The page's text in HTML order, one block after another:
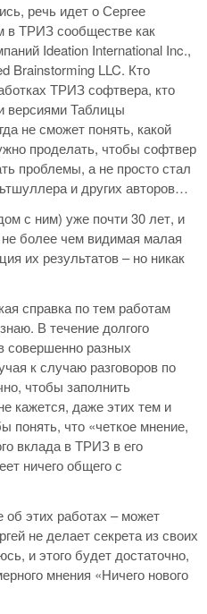
речь идет о Сергее
в ТРИЗ сообществе как
Ideation International Inc.,
Brainstorming LLC. Кто
ТРИЗ софтвера, кто
версиями Таблицы
не сможет понять, какой
проделать, чтобы софтвер
проблемы, а не просто стал
и других авторов…
с ним) уже почти 30 лет, и
более чем видимая малая
их результатов – но никак
справка по тем работам
В течение долгого
совершенно разных
к случаю разговоров по
чтобы заполнить
кажется, даже этих тем и
понять, что «четкое мнение,
вклада в ТРИЗ в его
ничего общего с
об этих работах – может
не делает секрета из своих
и этого будет достаточно,
мнения «Ничего нового